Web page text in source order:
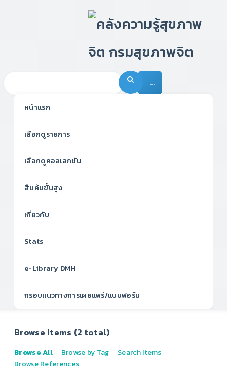
…
หน้าแรก
เลือกดูรายการ
เลือกดูคอลเลกชัน
สืบค้นขั้นสูง
เกี่ยวกับ
Stats
e-Library DMH
กรอบแนวทางการเผยแพร่/แบบฟอร์ม
Browse Items (2 total)
Browse All Browse by Tag
Search Items
Browse References